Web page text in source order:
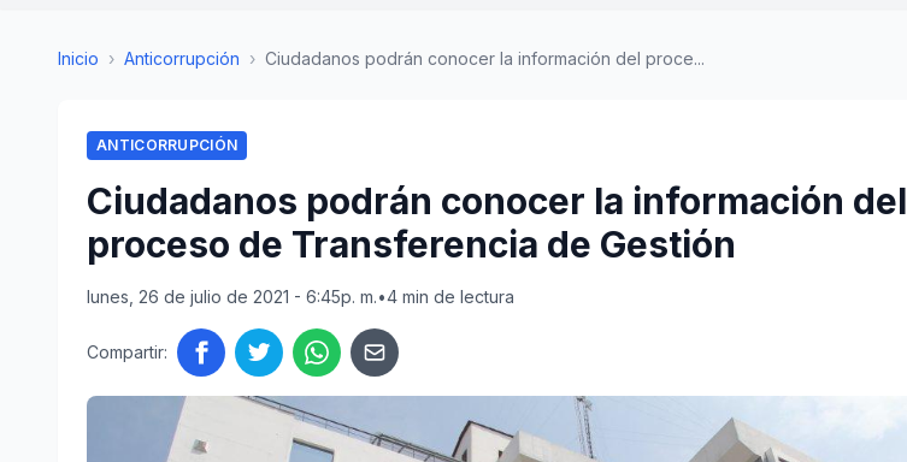
Inicio › Anticorrupción › Ciudadanos podrán conocer la información del proce...
ANTICORRUPCIÓN
Ciudadanos podrán conocer la información del
proceso de Transferencia de Gestión
lunes, 26 de julio de 2021 - 6:45p. m.•4 min de lectura
Compartir: